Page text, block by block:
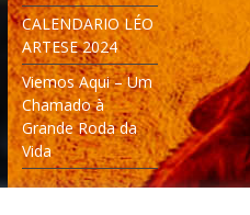
CALENDARIO LÉO
ARTESE 2024
Viemos Aqui – Um
Chamado à
Grande Roda da
Vida